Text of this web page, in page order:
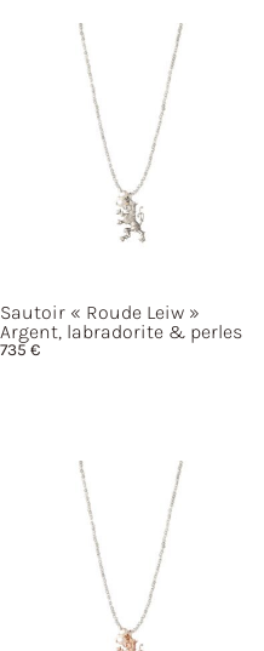
Sautoir « Roude Leiw »
Argent, labradorite & perles
735€